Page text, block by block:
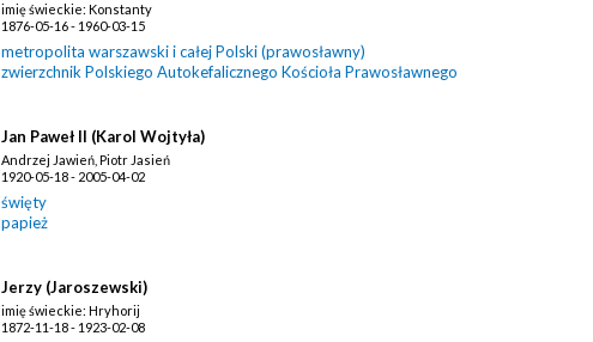
imię świeckie: Konstanty
1876-05-16 - 1960-03-15
metropolita warszawski i całej Polski (prawosławny)
zwierzchnik Polskiego Autokefalicznego Kościoła Prawosławnego
Jan Paweł II (Karol Wojtyła)
Andrzej Jawień, Piotr Jasień
1920-05-18 - 2005-04-02
święty
papież
Jerzy (Jaroszewski)
imię świeckie: Hryhorij
1872-11-18 - 1923-02-08